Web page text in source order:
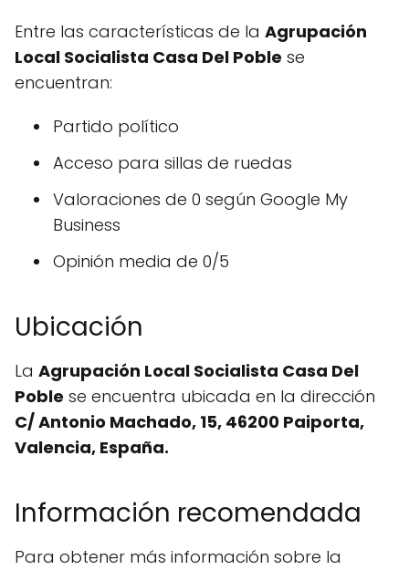
Entre las características de la Agrupación
Local Socialista Casa Del Poble se
encuentran:
Partido político
Acceso para sillas de ruedas
Valoraciones de 0 según Google My
Business
Opinión media de 0/5
Ubicación
La Agrupación Local Socialista Casa Del
Poble se encuentra ubicada en la dirección
C/ Antonio Machado, 15, 46200 Paiporta,
Valencia, España.
Información recomendada
Para obtener más información sobre la